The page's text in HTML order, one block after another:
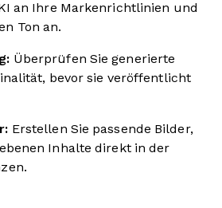
an Ihre Markenrichtlinien und
Ton an.
Überprüfen Sie generierte
bevor sie veröffentlicht
Erstellen Sie passende Bilder,
Inhalte direkt in der